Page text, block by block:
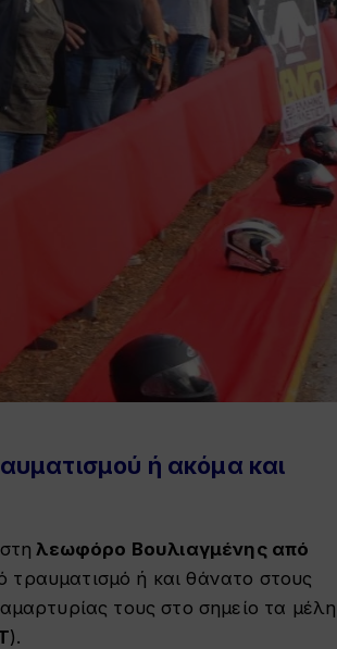
ή ακόμα και
λεωφόρο Βουλιαγμένης από
ή και θάνατο στους
τους στο σημείο τα μέλη
).